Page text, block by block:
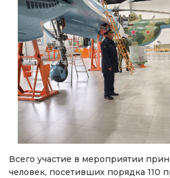
Всего участие в мероприятии
человек, посетивших порядка 110